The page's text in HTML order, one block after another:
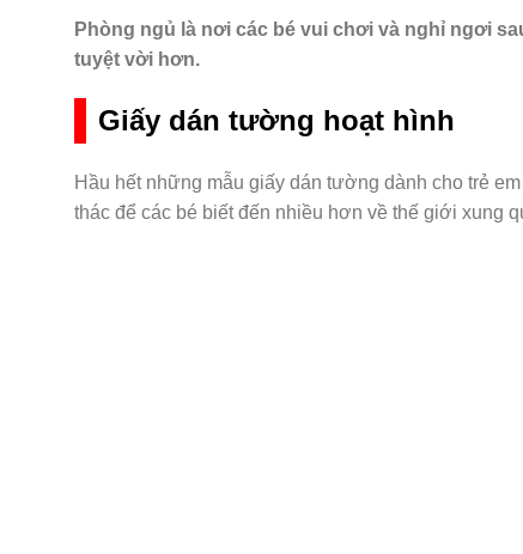
Phòng ngủ là nơi các bé vui chơi và nghỉ ngơi
tuyệt vời hơn.
Giấy dán tường hoạt hình
Hầu hết những mẫu giấy dán tường dành cho trẻ
thác để các bé biết đến nhiều hơn về thế giới xung